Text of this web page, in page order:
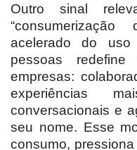
Outro sinal
acelerado do
pessoas
empresas:
experiências
conversacionais e
seu nome. Esse
consumo,